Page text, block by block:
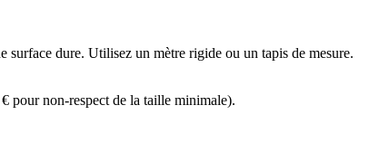
surface dure. Utilisez un mètre rigide ou un tapis de mesure.
pour non-respect de la taille minimale).